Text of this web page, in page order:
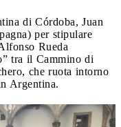
di Córdoba, Juan
per stipulare
Rueda
tra il Cammino di
che ruota intorno
Argentina.